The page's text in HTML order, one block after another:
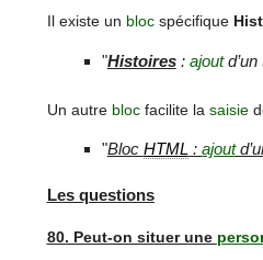
Il existe un blocspécifique
"Histoires: ajoutd’un
Un autre blocfacilite la saisie
"Bloc HTML : ajout
Les questions
80. Peut-on situer une